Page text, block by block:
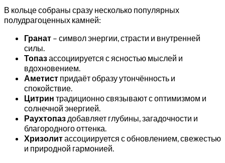
В кольце собраны сразу несколько популярных
полудрагоценных камней:
Гранат – символ энергии, страсти и внутренней
силы.
Топазассоциируется с ясностью мыслей и
вдохновением.
Аметист придаёт образу утончённость и
спокойствие.
Цитрин традиционно связывают с оптимизмом и
солнечной энергией.
Раухтопаз добавляет глубины, загадочности и
благородного оттенка.
Хризолитассоциируется с обновлением, свежестью
и природной гармонией.